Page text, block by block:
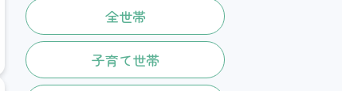
全世帯
子育て世帯